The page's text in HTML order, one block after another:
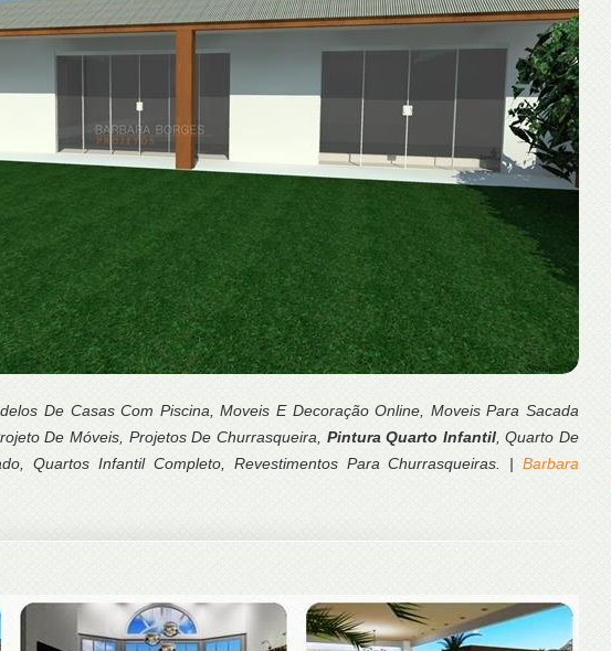
De Casas Com Piscina, Moveis E Decoração Online, Moveis Para Sacada
De Móveis, Projetos De Churrasqueira, Pintura Quarto Infantil, Quarto De
Quartos Infantil Completo, Revestimentos Para Churrasqueiras. | Barbara